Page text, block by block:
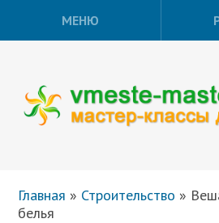
МЕНЮ
Главная » Строительство »
белья